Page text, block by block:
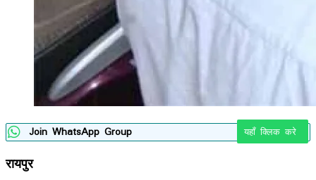
Join WhatsApp Group यहाँ क्लिक करे
​रायपुर